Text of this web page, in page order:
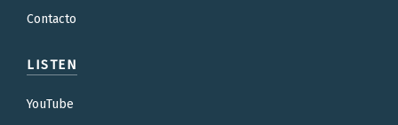
Contacto
LISTEN
YouTube